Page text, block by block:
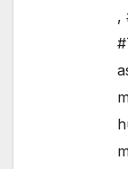
,